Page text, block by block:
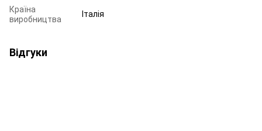
Країна
виробництва
Італія
Відгуки